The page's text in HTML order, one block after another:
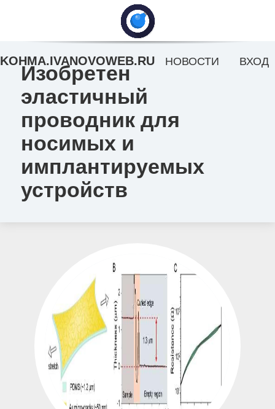
Изобретен
эластичный
проводник для
носимых и
имплантируемых
устройств
KOHMA.IVANOVOWEB.RU НОВОСТИ ВХОД